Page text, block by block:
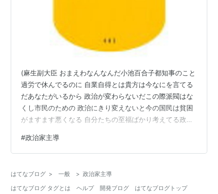
(麻生副大臣 おまえわなんなんだ小池百合子都知事のこと
過労で休んでるのに 自業自得とは貴方は今なにを言てる
だあなたがいるから 政治が変わらないだこの際派閥はな
くし市民のための 政治にきり変えないと今の国民は貧困
がますます悪くなる 自分たちの至福ばかり考えてる政治
ショッピングモールから考える ユートピア・バックヤー
ド・未来都市 （幻冬舎新書） [ 東浩紀 ]価格: 924 円楽天
#政治家主導
はてなブログ > 一般 > 政治家主導
はてなブログ タグとは
ヘルプ 開発ブログ はてなブログトップ